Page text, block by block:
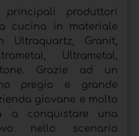
produttori
cucina in materiale
Ultraquartz, Granit,
Ultrametal,
Grazie ad un
pregio e grande
giovane e molto
a conquistare una
nello scenario